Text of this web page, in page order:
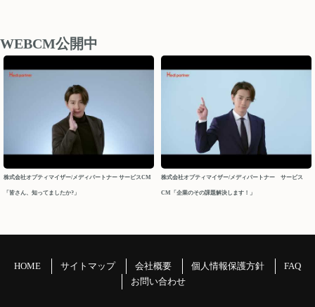
後、順次確認し対応させていただきます。
以上、ご迷惑をお掛け致しますが、どうぞよろしくお願い
申し上げます。
今後ともメディパートナーを何卒よろしくお願いいたしま
メディパートナーサポート
2026/04/10
ートでございます。
GW休業につきましてご案内申し上げます。
WEBCM公開中
株式会社オプティマイザー/メディパートナー サービスCM
「皆さん、知ってましたか?」
株式会社オプティマイザー/メディパートナー サービス
CM「企業のその課題解決します！」
HOME サイトマップ 会社概要 個人情報保護方針
FAQ
お問い合わせ